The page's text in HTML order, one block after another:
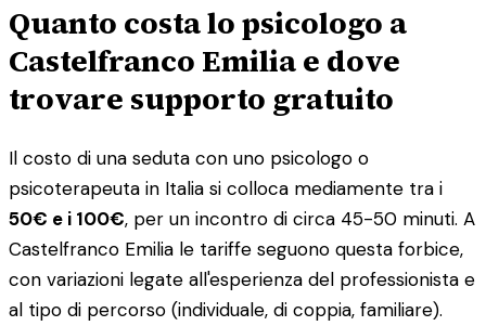
Quanto costa lo psicologo a
Castelfranco Emilia e dove
trovare supporto gratuito
Il costo di una seduta con uno psicologo o
psicoterapeuta in Italia si colloca mediamente tra i
50€ e i 100€, per un incontro di circa 45-50 minuti. A
Castelfranco Emilia le tariffe seguono questa forbice,
con variazioni legate all'esperienza del professionista e
al tipo di percorso (individuale, di coppia, familiare).